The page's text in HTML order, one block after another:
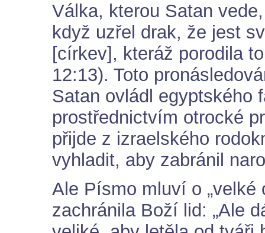
Válka, kterou Satan
když uzřel drak, že jest
[církev], kteráž porodila
12:13). Toto
Satan ovládl egyptského
prostřednictvím otrocké
přijde z izraelského
vyhladit, aby zabránil
Ale Písmo mluví o „velké
zachránila Boží lid: „Ale